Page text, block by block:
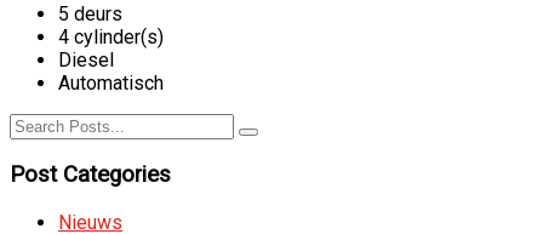
5 deurs
4 cylinder(s)
Diesel
Automatisch
Post Categories
Nieuws